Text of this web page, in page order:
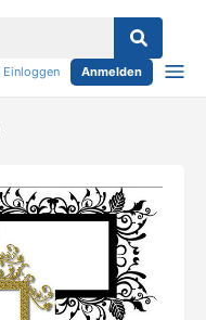
Einloggen Anmelden